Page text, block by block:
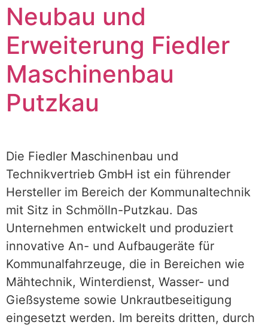
Neubau und
Erweiterung Fiedler
Maschinenbau
Putzkau
Die Fiedler Maschinenbau und
Technikvertrieb GmbH ist ein führender
Hersteller im Bereich der Kommunaltechnik
mit Sitz in Schmölln-Putzkau. Das
Unternehmen entwickelt und produziert
innovative An- und Aufbaugeräte für
Kommunalfahrzeuge, die in Bereichen wie
Mähtechnik, Winterdienst, Wasser- und
Gießsysteme sowie Unkrautbeseitigung
eingesetzt werden. Im bereits dritten, durch